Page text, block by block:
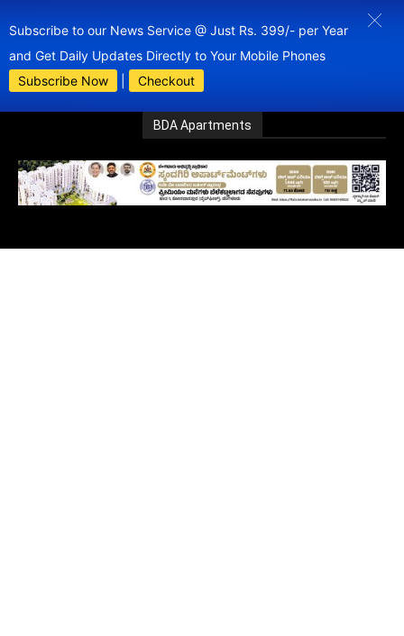
Subscribe to our News Service @ Just Rs. 399/- per Year
and Get Daily Updates Directly to Your Mobile Phones
Subscribe Now
Checkout
BDA Apartments